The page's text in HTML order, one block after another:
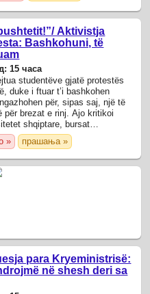
Aktivistja
Bashkohuni, të
15 часа
studentëve gjatë protestës
duke i ftuar t’i bashkohen
për, sipas saj, një të
për brezat e rinj. Ajo kritikoi
shqiptare, bursat
e ...
» прашања »
para Kryeministrisë:
në shesh deri sa